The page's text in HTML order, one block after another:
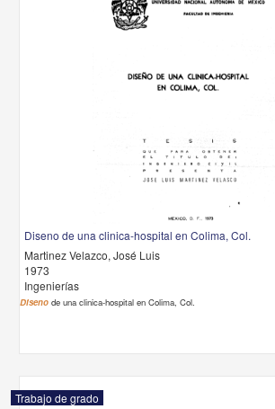
Diseno de una clinica-hospital en Colima, Col.
Martinez Velazco, José Luis
1973
Ingenierías
Diseno de una clinica-hospital en Colima, Col.
Trabajo de grado